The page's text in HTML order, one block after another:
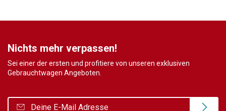
Nichts mehr verpassen!
Sei einer der ersten und profitiere von unseren exklusiven
Gebrauchtwagen Angeboten.